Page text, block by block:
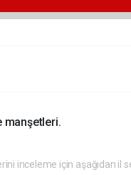
manşetleri.
inceleme için aşağıdan il